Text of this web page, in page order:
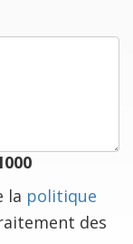
la politique
des